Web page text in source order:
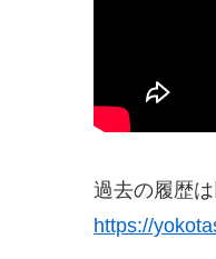
過去の履歴
https://